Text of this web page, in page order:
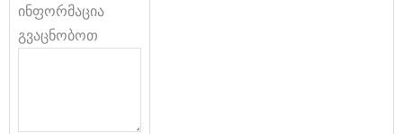
ინფორმაცია
გვაცნობოთ